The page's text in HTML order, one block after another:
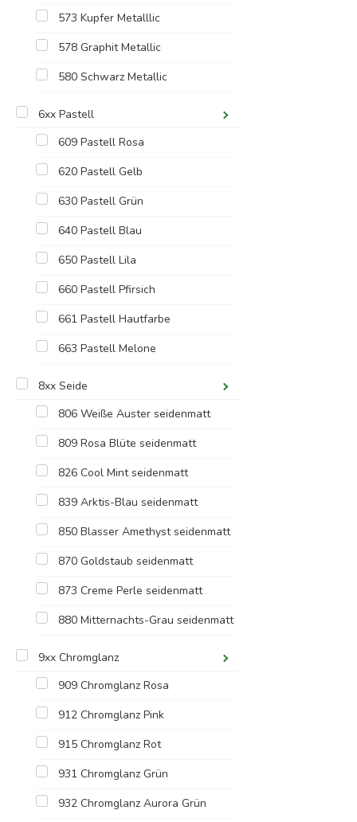
573 Kupfer Metalllic
578 Graphit Metallic
580 Schwarz Metallic
6xx Pastell
609 Pastell Rosa
620 Pastell Gelb
630 Pastell Grün
640 Pastell Blau
650 Pastell Lila
660 Pastell Pfirsich
661 Pastell Hautfarbe
663 Pastell Melone
8xx Seide
806 Weiße Auster seidenmatt
809 Rosa Blüte seidenmatt
826 Cool Mint seidenmatt
839 Arktis-Blau seidenmatt
850 Blasser Amethyst seidenmatt
870 Goldstaub seidenmatt
873 Creme Perle seidenmatt
880 Mitternachts-Grau seidenmatt
9xx Chromglanz
909 Chromglanz Rosa
912 Chromglanz Pink
915 Chromglanz Rot
931 Chromglanz Grün
932 Chromglanz Aurora Grün